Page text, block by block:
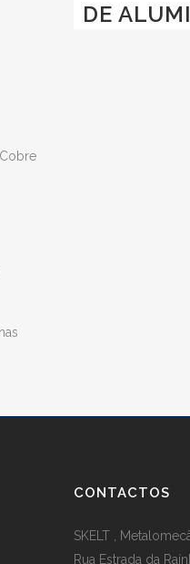
DE
CONTACTOS
SKELT ,
Rua Estrada da